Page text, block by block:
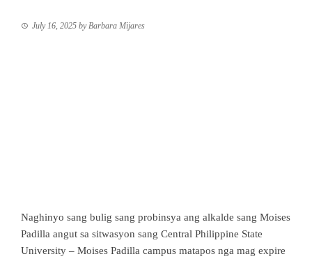
July 16, 2025 by Barbara Mijares
Naghinyo sang bulig sang probinsya ang alkalde sang Moises
Padilla angut sa sitwasyon sang Central Philippine State
University – Moises Padilla campus matapos nga mag expire